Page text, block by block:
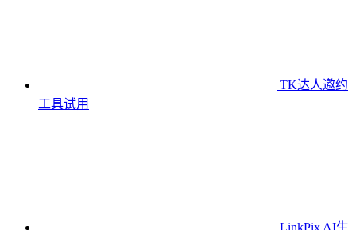
TK达人邀约
工具试用
LinkPix AI生